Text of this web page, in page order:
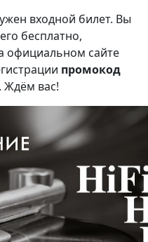
входной билет. Вы
бесплатно,
официальном сайте
промокод
. Ждём вас!